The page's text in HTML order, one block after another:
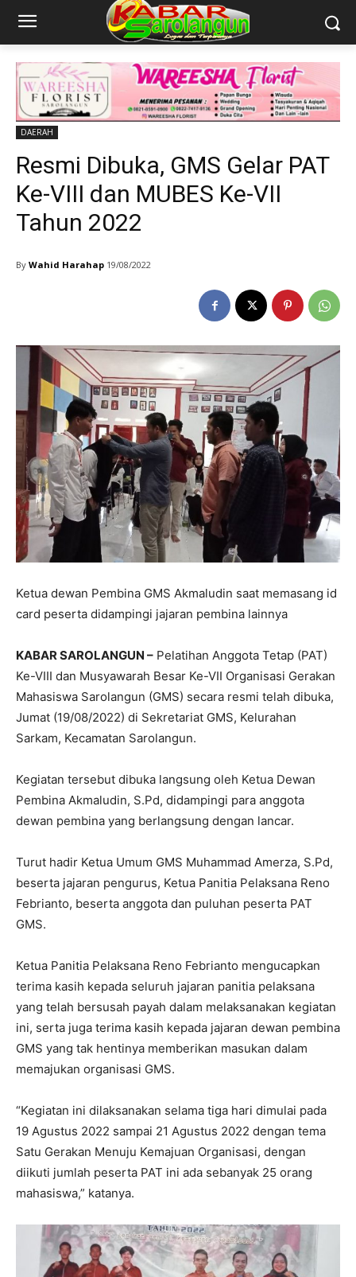
DAERAH
Resmi Dibuka, GMS Gelar PAT
Ke-VIII dan MUBES Ke-VII
Tahun 2022
By Wahid Harahap 19/08/2022
Ketua dewan Pembina GMS Akmaludin saat memasang id
card peserta didampingi jajaran pembina lainnya
KABAR SAROLANGUN – Pelatihan Anggota Tetap (PAT)
Ke-VIII dan Musyawarah Besar Ke-VII Organisasi Gerakan
Mahasiswa Sarolangun (GMS) secara resmi telah dibuka,
Jumat (19/08/2022) di Sekretariat GMS, Kelurahan
Sarkam, Kecamatan Sarolangun.
Kegiatan tersebut dibuka langsung oleh Ketua Dewan
Pembina Akmaludin, S.Pd, didampingi para anggota
dewan pembina yang berlangsung dengan lancar.
Turut hadir Ketua Umum GMS Muhammad Amerza, S.Pd,
beserta jajaran pengurus, Ketua Panitia Pelaksana Reno
Febrianto, beserta anggota dan puluhan peserta PAT
GMS.
Ketua Panitia Pelaksana Reno Febrianto mengucapkan
terima kasih kepada seluruh jajaran panitia pelaksana
yang telah bersusah payah dalam melaksanakan kegiatan
ini, serta juga terima kasih kepada jajaran dewan pembina
GMS yang tak hentinya memberikan masukan dalam
memajukan organisasi GMS.
“Kegiatan ini dilaksanakan selama tiga hari dimulai pada
19 Agustus 2022 sampai 21 Agustus 2022 dengan tema
Satu Gerakan Menuju Kemajuan Organisasi, dengan
diikuti jumlah peserta PAT ini ada sebanyak 25 orang
mahasiswa,” katanya.